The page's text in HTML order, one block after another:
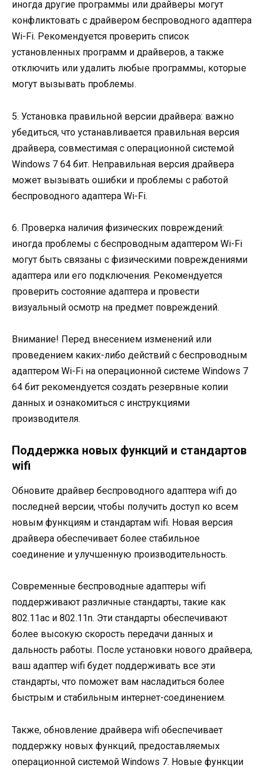
иногда другие программы или драйверы могут
конфликтовать с драйвером беспроводного адаптера
Wi-Fi. Рекомендуется проверить список
установленных программ и драйверов, а также
отключить или удалить любые программы, которые
могут вызывать проблемы.
5. Установка правильной версии драйвера: важно
убедиться, что устанавливается правильная версия
драйвера, совместимая с операционной системой
Windows 7 64 бит. Неправильная версия драйвера
может вызывать ошибки и проблемы с работой
беспроводного адаптера Wi-Fi.
6. Проверка наличия физических повреждений:
иногда проблемы с беспроводным адаптером Wi-Fi
могут быть связаны с физическими повреждениями
адаптера или его подключения. Рекомендуется
проверить состояние адаптера и провести
визуальный осмотр на предмет повреждений.
Внимание! Перед внесением изменений или
проведением каких-либо действий с беспроводным
адаптером Wi-Fi на операционной системе Windows 7
64 бит рекомендуется создать резервные копии
данных и ознакомиться с инструкциями
производителя.
Поддержка новых функций и стандартов
wifi
Обновите драйвер беспроводного адаптера wifi до
последней версии, чтобы получить доступ ко всем
новым функциям и стандартам wifi. Новая версия
драйвера обеспечивает более стабильное
соединение и улучшенную производительность.
Современные беспроводные адаптеры wifi
поддерживают различные стандарты, такие как
802.11ac и 802.11n. Эти стандарты обеспечивают
более высокую скорость передачи данных и
дальность работы. После установки нового драйвера,
ваш адаптер wifi будет поддерживать все эти
стандарты, что поможет вам насладиться более
быстрым и стабильным интернет-соединением.
Также, обновление драйвера wifi обеспечивает
поддержку новых функций, предоставляемых
операционной системой Windows 7. Новые функции